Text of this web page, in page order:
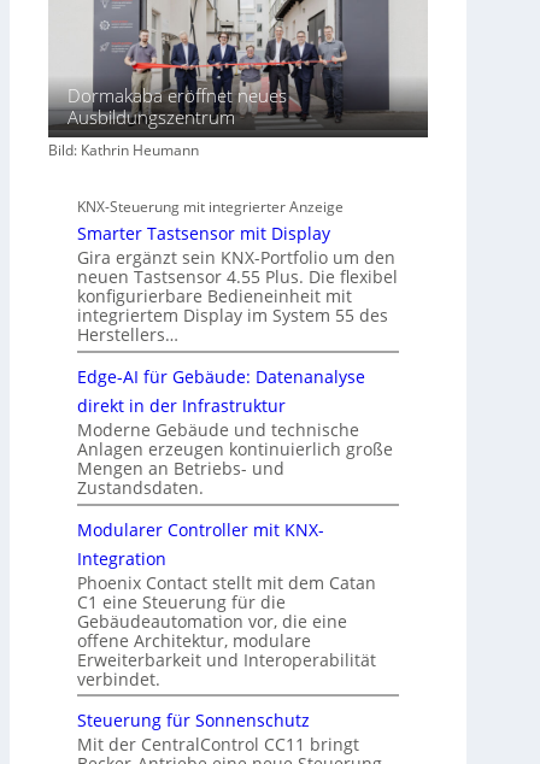
Dormakaba eröffnet neues
Ausbildungszentrum
Bild: Kathrin Heumann
KNX-Steuerung mit integrierter Anzeige
Smarter Tastsensor mit Display
Gira ergänzt sein KNX-Portfolio um den
neuen Tastsensor 4.55 Plus. Die flexibel
konfigurierbare Bedieneinheit mit
integriertem Display im System 55 des
Herstellers…
Edge-AI für Gebäude: Datenanalyse
direkt in der Infrastruktur
Moderne Gebäude und technische
Anlagen erzeugen kontinuierlich große
Mengen an Betriebs- und
Zustandsdaten.
Modularer Controller mit KNX-
Integration
Phoenix Contact stellt mit dem Catan
C1 eine Steuerung für die
Gebäudeautomation vor, die eine
offene Architektur, modulare
Erweiterbarkeit und Interoperabilität
verbindet.
Steuerung für Sonnenschutz
Mit der CentralControl CC11 bringt